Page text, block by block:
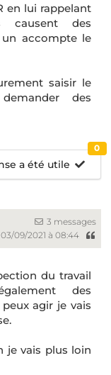
en lui rappelant
causent des
accompte le
saisir le
des
a été utile
0
3 messages
03/09/2021 à 08:44
du travail
des
agir je vais
je vais plus loin